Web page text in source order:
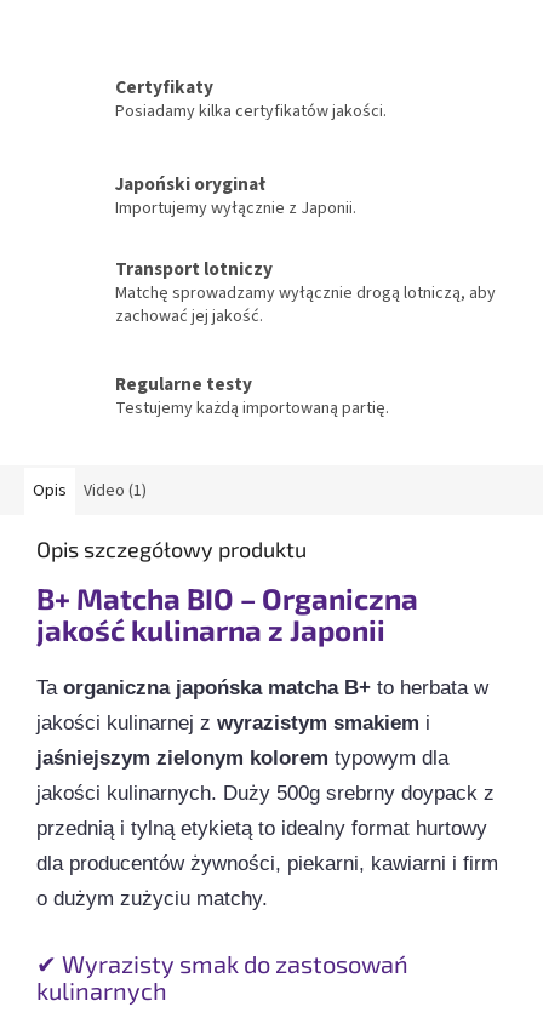
Certyfikaty
Posiadamy kilka certyfikatów jakości.
Japoński oryginał
Importujemy wyłącznie z Japonii.
Transport lotniczy
Matchę sprowadzamy wyłącznie drogą lotniczą, aby
zachować jej jakość.
Regularne testy
Testujemy każdą importowaną partię.
Opis Video (1)
Opis szczegółowy produktu
B+ Matcha BIO – Organiczna
jakość kulinarna z Japonii
Ta organiczna japońska matcha B+ to herbata w
jakości kulinarnej z wyrazistym smakiem i
jaśniejszym zielonym kolorem typowym dla
jakości kulinarnych. Duży 500g srebrny doypack z
przednią i tylną etykietą to idealny format hurtowy
dla producentów żywności, piekarni, kawiarni i firm
o dużym zużyciu matchy.
✔ Wyrazisty smak do zastosowań
kulinarnych